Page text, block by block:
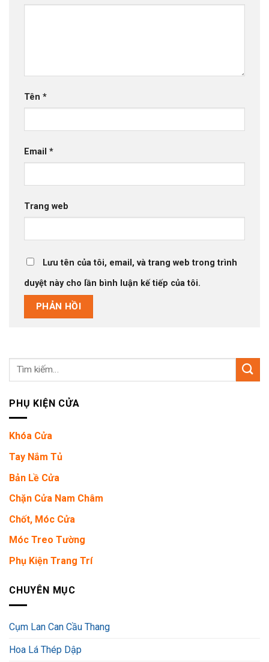
Tên *
Email *
Trang web
Lưu tên của tôi, email, và trang web trong trình
duyệt này cho lần bình luận kế tiếp của tôi.
Tìm
PHỤ KIỆN CỬA
Khóa Cửa
Tay Nắm Tủ
Bản Lề Cửa
Chặn Cửa Nam Châm
Chốt, Móc Cửa
Móc Treo Tường
Phụ Kiện Trang Trí
CHUYÊN MỤC
Cụm Lan Can Cầu Thang
Hoa Lá Thép Dập